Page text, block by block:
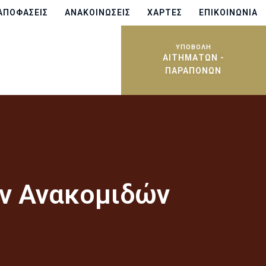
ΑΝΑΚΟΙΝΏΣΕΙΣ ΧΆΡΤΕΣ ΕΠΙΚΟΙΝΩΝΊΑ
ΥΠΟΒΟΛΗ
ΑΙΤΗΜΆΤΩΝ -
ΠΑΡΑΠΌΝΩΝ
Ανακομιδών